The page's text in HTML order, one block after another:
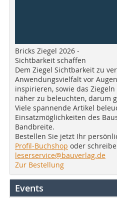
Bricks Ziegel 2026 -
Sichtbarkeit schaffen
Dem Ziegel Sichtbarkeit zu
Anwendungsvielfalt vor
inspirieren, sowie das
näher zu beleuchten, darum
Viele spannende Artikel
Einsatzmöglichkeiten des
Bandbreite.
Bestellen Sie jetzt Ihr
Profil-Buchshop oder
leserservice@bauverlag.de
Zur Bestellung
Events